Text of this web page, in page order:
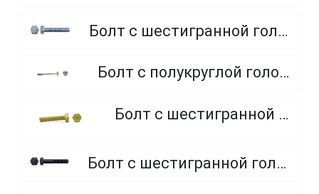
Болт с шестигранной головкой, полная резьба, класс прочности 10.9 и 12.9
Болт с полукруглой головкой и квадратным подголовником
Болт с шестигранной головкой, из латуни
Болт с шестигранной головкой, неполная резьба, класс прочности 10.9 и 12.9